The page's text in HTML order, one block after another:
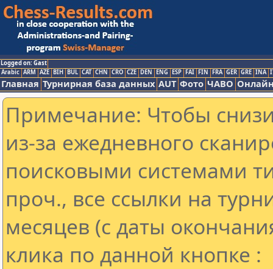
Logged on: Gast
Arabic ARM AZE BIH BUL CAT CHN CRO CZE DEN ENG ESP FAI FIN FRA GER GRE INA
Главная Турнирная база данных AUT Фото ЧАВО
Примечание: Чтобы
из-за ежедневного
поисковыми системами
проч., все ссылки на
месяцев (с даты
клика по данной кнопке :